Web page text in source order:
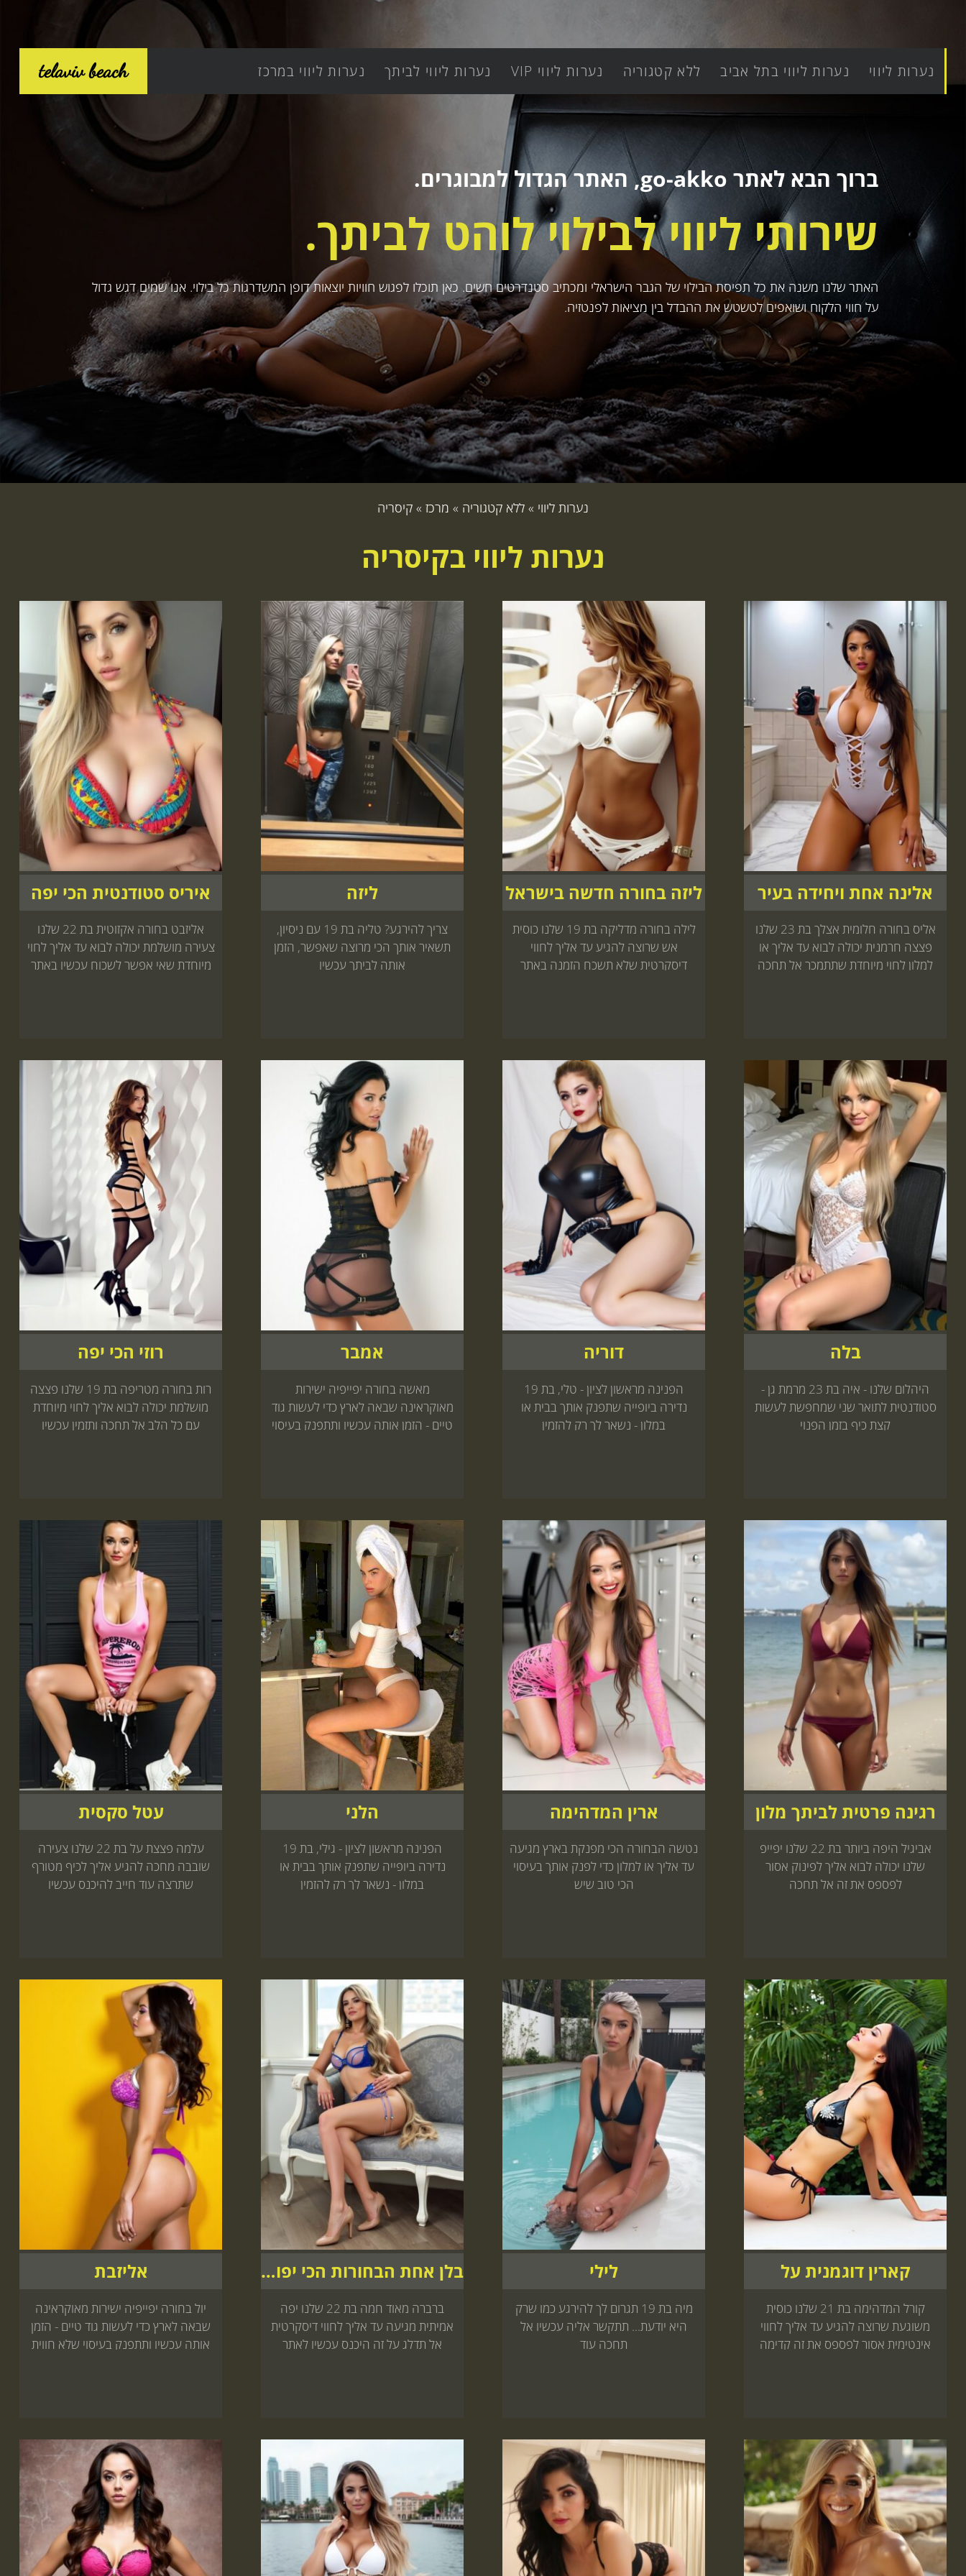
נערות ליווי נערות ליווי בתל אביב ללא קטגוריה נערות ליווי VIP נערות ליווי לביתך נערות ליווי במרכז telaviv beach
ברוך הבא לאתר go-akko, האתר הגדול למבוגרים.
שירותי ליווי לבילוי לוהט לביתך.
האתר שלנו משנה את כל תפיסת הבילוי של הגבר הישראלי ומכתיב סטנדרטים חשים. כאן תוכלו לפגוש חוויות יוצאות דופן המשדרגות כל בילוי. אנו שמים דגש גדול
על חווי הלקוח ושואפים לטשטש את ההבדל בין מציאות לפנטזיה.
נערות ליווי » ללא קטגוריה » מרכז » קיסריה
נערות ליווי בקיסריה
אלינה אחת ויחידה בעיר
אליס בחורה חלומית אצלך בת 23 שלנו
פצצה חרמנית יכולה לבוא עד אליך או
למלון לחוי מיוחדת שתתמכר אל תחכה
ליזה בחורה חדשה בישראל
לילה בחורה מדליקה בת 19 שלנו כוסית
אש שרוצה להגיע עד אליך לחווי
דיסקרטית שלא תשכח הזמנה באתר
ליזה
צריך להירגע? טליה בת 19 עם ניסיון,
תשאיר אותך הכי מרוצה שאפשר, הזמן
אותה לביתך עכשיו
איריס סטודנטית הכי יפה
אליזבט בחורה אקזוטית בת 22 שלנו
צעירה מושלמת יכולה לבוא עד אליך לחוי
מיוחדת שאי אפשר לשכוח עכשיו באתר
בלה
היהלום שלנו - איה בת 23 מרמת גן -
סטודנטית לתואר שני שמחפשת לעשות
קצת כיף בזמן הפנוי
דוריה
הפנינה מראשון לציון - טלי, בת 19
נדירה ביופייה שתפנק אותך בבית או
במלון - נשאר לך רק להזמין
אמבר
מאשה בחורה יפייפיה ישירות
מאוקראינה שבאה לארץ כדי לעשות גוד
טיים - הזמן אותה עכשיו ותתפנק בעיסוי
רוזי הכי יפה
רות בחורה מטריפה בת 19 שלנו פצצה
מושלמת יכולה לבוא אליך לחוי מיוחדת
עם כל הלב אל תחכה ותזמין עכשיו
רגינה פרטית לביתך מלון
אביגיל היפה ביותר בת 22 שלנו יפייפ
שלנו יכולה לבוא אליך לפינוק אסור
לפספס את זה אל תחכה
ארין המדהימה
נטשה הבחורה הכי מפנקת בארץ מגיעה
עד אליך או למלון כדי לפנק אותך בעיסוי
הכי טוב שיש
הלני
הפנינה מראשון לציון - גילי, בת 19
נדירה ביופייה שתפנק אותך בבית או
במלון - נשאר לך רק להזמין
עטל סקסית
עלמה פצצת על בת 22 שלנו צעירה
שובבה מחכה להגיע אליך לכיף מטורף
שתרצה עוד חייב להיכנס עכשיו
קארין דוגמנית על
קורל המדהימה בת 21 שלנו כוסית
משוגעת שרוצה להגיע עד אליך לחווי
אינטימית אסור לפספס את זה קדימה
לילי
מיה בת 19 תגרום לך להירגע כמו שרק
היא יודעת... תתקשר אליה עכשיו אל
תחכה עוד
בלן אחת הבחורות הכי יפות בישראל
ברברה מאוד חמה בת 22 שלנו יפה
אמיתית מגיעה עד אליך לחווי דיסקרטית
אל תדלג על זה היכנס עכשיו לאתר
אליזבת
יול בחורה יפייפיה ישירות מאוקראינה
שבאה לארץ כדי לעשות גוד טיים - הזמן
אותה עכשיו ותתפנק בעיסוי שלא חווית